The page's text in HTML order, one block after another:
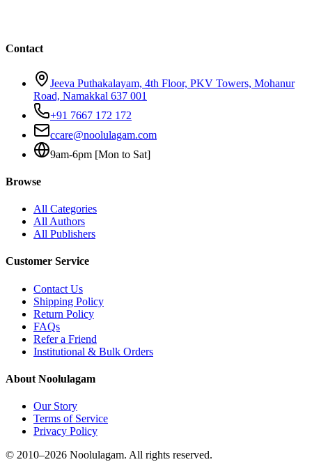
Contact
Jeeva Puthakalayam, 4th Floor, PKV Towers, Mohanur
Road, Namakkal 637 001
+91 7667 172 172
ccare@noolulagam.com
9am-6pm [Mon to Sat]
Browse
All Categories
All Authors
All Publishers
Customer Service
Contact Us
Shipping Policy
Return Policy
FAQs
Refer a Friend
Institutional & Bulk Orders
About Noolulagam
Our Story
Terms of Service
Privacy Policy
© 2010–2026 Noolulagam. All rights reserved.